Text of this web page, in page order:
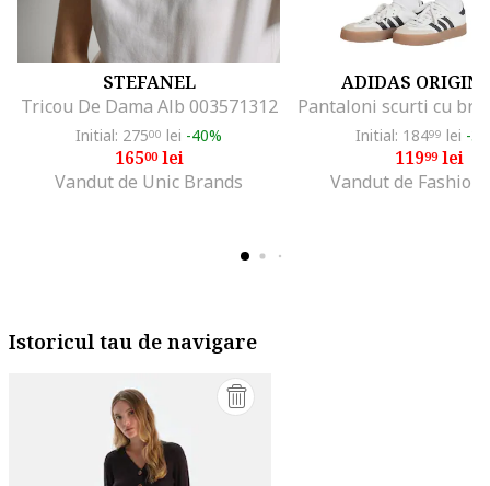
STEFANEL
Tricou De Dama Alb 003571312
Initial: 27500 lei -40%
16500lei
Vandut de Unic Brands
ADIDAS
Initial: 18499 lei -
11999lei
Vandut de Fashion
Istoricul tau de navigare